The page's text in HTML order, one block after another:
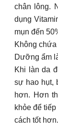
chân lông.
dụng
mụn đến
Không
Dưỡng ẩm
Khi làn da
sự hao hụt,
hơn. Hơn
khỏe để
cách tốt hơn.